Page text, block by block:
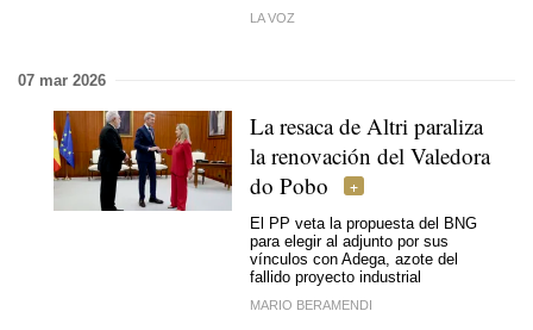
LA VOZ
07 mar 2026
La resaca de Altri paraliza
la renovación del Valedora
do Pobo
El PP veta la propuesta del BNG
para elegir al adjunto por sus
vínculos con Adega, azote del
fallido proyecto industrial
MARIO BERAMENDI